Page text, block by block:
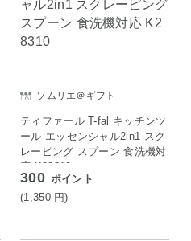
ソムリエ＠ギフト
ティファール T-fal キッチンツ
ール エッセンシャル2in1 スク
レーピング スプーン 食洗機対
応 K28310
300 ポイント
(1,350 円)